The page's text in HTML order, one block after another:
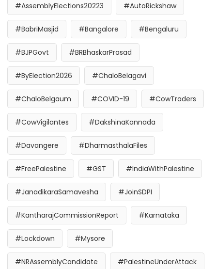
#AssemblyElections20223 #AutoRickshaw
#BabriMasjid #Bangalore #Bengaluru
#BJPGovt #BRBhaskarPrasad
#ByElection2026 #ChaloBelagavi
#ChaloBelgaum #COVID-19 #CowTraders
#CowVigilantes #DakshinaKannada
#Davangere #DharmasthalaFiles
#FreePalestine #GST #IndiaWithPalestine
#JanadikaraSamavesha #JoinSDPI
#KantharajCommissionReport #Karnataka
#Lockdown #Mysore
#NRAssemblyCandidate #PalestineUnderAttack